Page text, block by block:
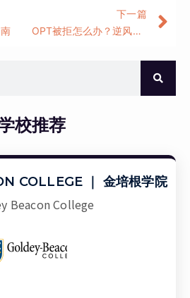
下一篇
OPT被拒怎么办？逆风翻盘之路，教你稳住身份！
校推荐
COLLEGE ｜ 金培根学院
Beacon College